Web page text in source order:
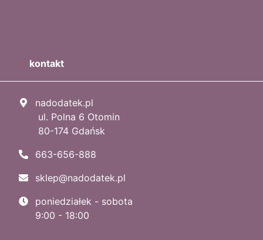
kontakt
nadodatek.pl
ul. Polna 6 Otomin
80-174 Gdańsk
663-656-888
sklep@nadodatek.pl
poniedziałek - sobota
9:00 - 18:00